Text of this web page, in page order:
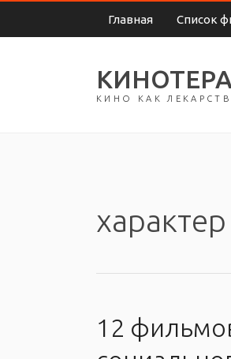
Главная Список
КИНО КАК
характер
12